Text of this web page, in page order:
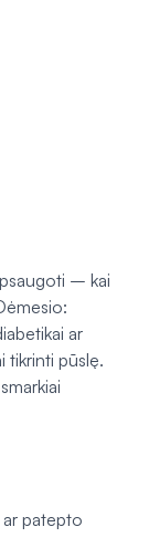
– kai
ar
tikrinti pūslę.
ar patepto